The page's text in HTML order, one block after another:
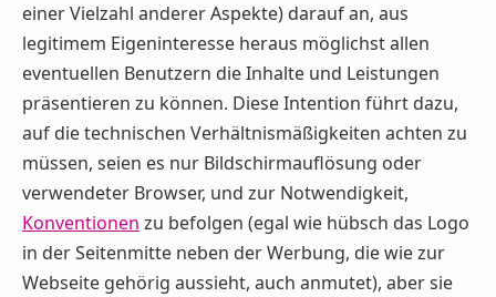
einer Vielzahl anderer Aspekte) darauf an, aus
legitimem Eigeninteresse heraus möglichst allen
eventuellen Benutzern die Inhalte und Leistungen
präsentieren zu können. Diese Intention führt dazu,
auf die technischen Verhältnismäßigkeiten achten zu
müssen, seien es nur Bildschirmauflösung oder
verwendeter Browser, und zur Notwendigkeit,
Konventionen zu befolgen (egal wie hübsch das Logo
in der Seitenmitte neben der Werbung, die wie zur
Webseite gehörig aussieht, auch anmutet), aber sie